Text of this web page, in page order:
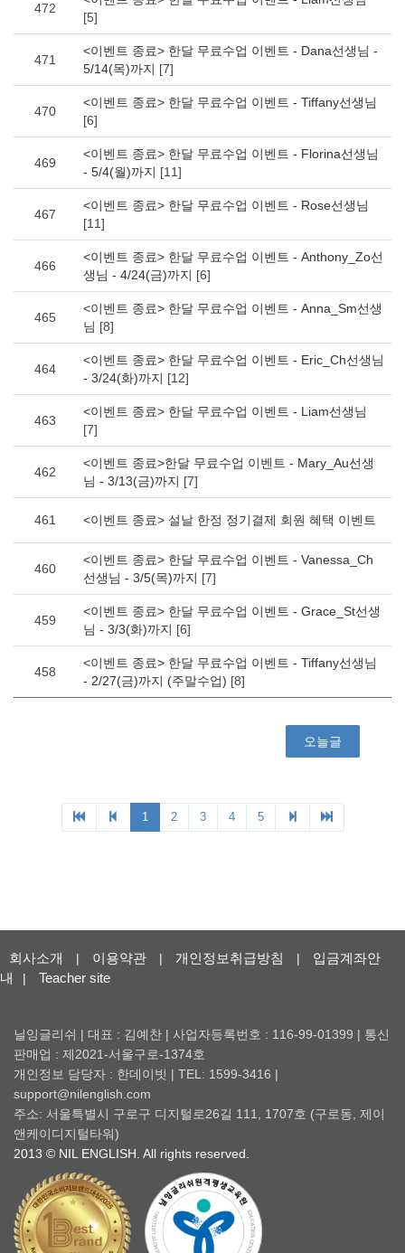
회사소개 | 이용약관 | 개인정보취급방침 |
입금계좌안
내
| Teacher site
닐잉글리쉬 | 대표 : 김예찬 | 사업자등록번호 : 116-99-01399 | 통신
판매업 : 제2021-서울구로-1374호
개인정보 담당자 : 한데이빗 | TEL: 1599-3416 |
support@nilenglish.com
주소: 서울특별시 구로구 디지털로26길 111, 1707호 (구로동, 제이
앤케이디지털타워)
2013 © NIL ENGLISH. All rights reserved.